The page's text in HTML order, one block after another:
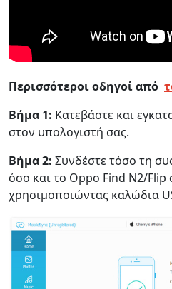
Περισσότεροι οδηγοί από
Βήμα 1: Κατεβάστε και
στον υπολογιστή σας.
Βήμα 2: Συνδέστε τόσο τη
όσο και το Oppo Find N2/Flip
χρησιμοποιώντας καλώδια